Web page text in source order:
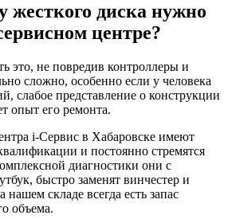
жесткого диска нужно
центре?
это, не повредив контроллеры и
сложно, особенно если у человека
слабое представление о конструкции
опыт его ремонта.
i-Сервис в Хабаровске имеют
и постоянно стремятся
диагностики они с
быстро заменят винчестер и
нашем складе всегда есть запас
объема.